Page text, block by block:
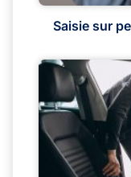
Saisie sur